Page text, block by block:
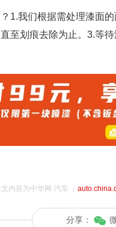
1.我们根据需处理漆面
至划痕去除为止。3.等
内容为中华网·汽车（
分享：